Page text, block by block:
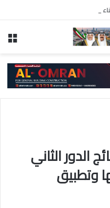
الاحتفالات بالبيت الأبيض
الدور الثاني
وتطبيق